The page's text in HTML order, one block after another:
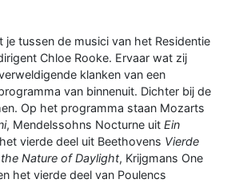
je tussen de musici van het Residentie
Chloe Rooke. Ervaar wat zij
klanken van een
van binnenuit. Dichter bij de
Op het programma staan Mozarts
, Mendelssohns Nocturne uit Ein
vierde deel uit Beethovens Vierde
the Nature of Daylight, Krijgmans One
het vierde deel van Poulencs